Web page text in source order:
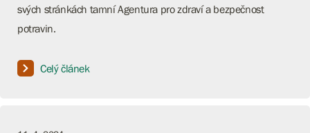
svých stránkách tamní Agentura pro zdraví a bezpečnost
potravin.
Celý článek